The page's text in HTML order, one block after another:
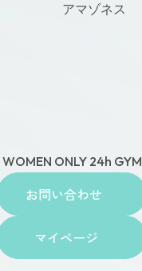
アマゾネス
WOMEN ONLY 24h GYM
お問い合わせ
マイページ